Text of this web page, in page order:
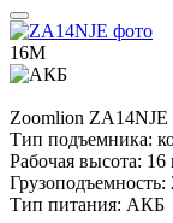
16М
Zoomlion ZA14NJE
Тип подъемника:
Рабочая высота: 16
Грузоподъемность:
Тип питания: АКБ